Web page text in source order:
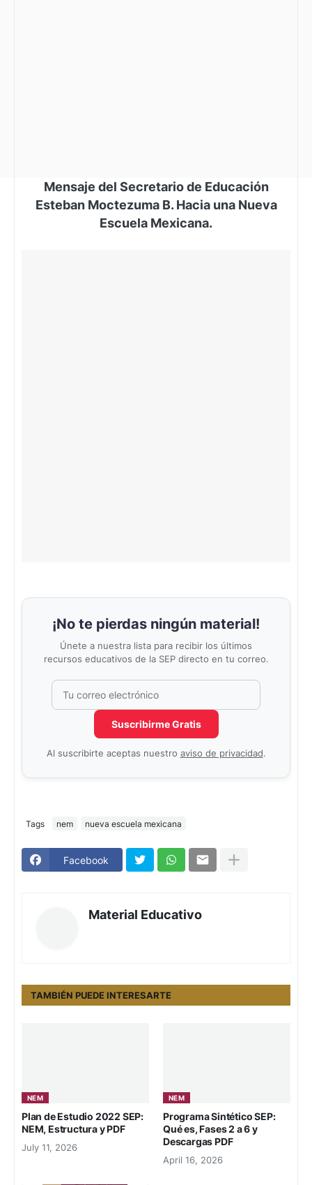
Mensaje del Secretario de Educación
Esteban Moctezuma B. Hacia una Nueva
Escuela Mexicana.
¡No te pierdas ningún material!
Únete a nuestra lista para recibir los últimos
recursos educativos de la SEP directo en tu correo.
No completar este campo
Suscribirme Gratis
Al suscribirte aceptas nuestro aviso de privacidad.
Tags nem nueva escuela mexicana
Facebook
Material Educativo
TAMBIÉN PUEDE INTERESARTE
NEM
Plan de Estudio 2022 SEP:
NEM, Estructura y PDF
July 11, 2026
NEM
Programa Sintético SEP:
Qué es, Fases 2 a 6 y
Descargas PDF
April 16, 2026